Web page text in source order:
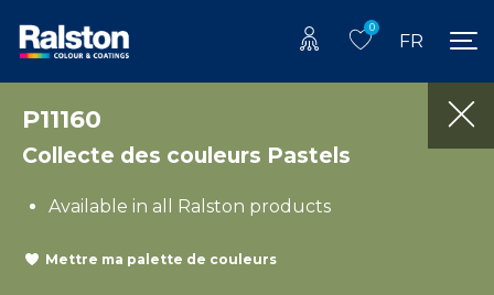
0
FR
P11160
Collecte des couleurs Pastels
Available in all Ralston products
Mettre ma palette de couleurs